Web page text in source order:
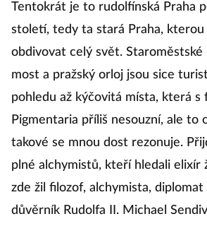
Tentokrát je to rudolfínská Praha
století, tedy ta stará Praha, kterou
obdivovat celý svět. Staroměstské
most a pražský orloj jsou sice
pohledu až kýčovitá místa, která s
Pigmentaria příliš nesouzní, ale to
takové se mnou dost rezonuje.
plné alchymistů, kteří hledali elixír
zde žil filozof, alchymista,
důvěrník Rudolfa II. Michael